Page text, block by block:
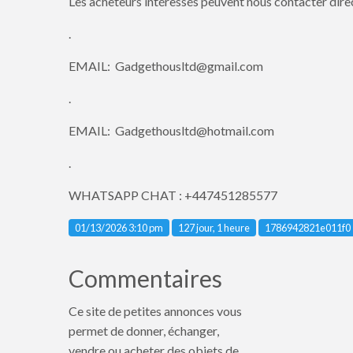
.
EMAIL: Gadgethousltd@gmail.com
.
EMAIL: Gadgethousltd@hotmail.com
.
WHATSAPP CHAT : +447451285577
01/13/2026 3:10 pm 127 jour, 1 heure Listing ID
1786942821e011f0
Commentaires
Ce site de petites annonces vous
permet de donner, échanger,